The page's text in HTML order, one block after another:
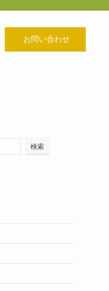
お問い合わせ
検索